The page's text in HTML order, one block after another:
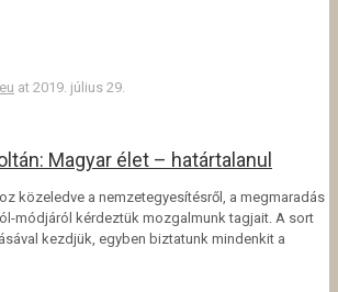
at 2019. július 29.
Magyar élet – határtalanul
közeledve a nemzetegyesítésről, a megmaradás
módjáról kérdeztük mozgalmunk tagjait. A sort
kezdjük, egyben biztatunk mindenkit a